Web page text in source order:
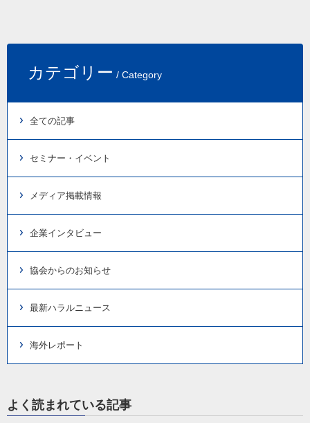
カテゴリー / Category
全ての記事
セミナー・イベント
メディア掲載情報
企業インタビュー
協会からのお知らせ
最新ハラルニュース
海外レポート
よく読まれている記事